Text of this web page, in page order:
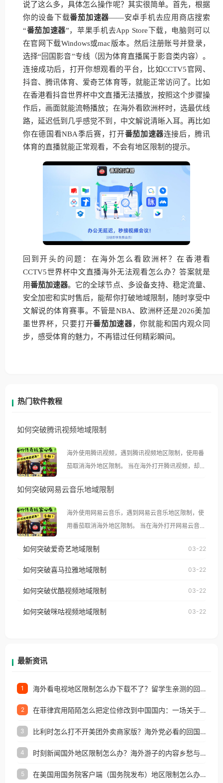
说了这么多，具体怎么操作呢？其实很简单。首先，根据
你的设备下载番茄加速器——安卓手机去应用商店搜索
“番茄加速器”，苹果手机去App Store下载，电脑则可以
在官网下载Windows或mac版本。然后注册账号并登录，
选择“回国影音”专线（因为体育直播属于影音类内容）。
连接成功后，打开你想观看的平台，比如CCTV5官网、
抖音、腾讯体育、爱奇艺体育等，就能正常访问了。比如
在香港看抖音世界杯中文直播无法播放，按照这个步骤操
作后，画面就能流畅播放；在海外看欧洲杯时，选最优线
路，延迟低到几乎感觉不到，中文解说清晰入耳。再比如
你在德国看NBA季后赛，打开番茄加速器连接后，腾讯
体育的直播就能正常观看，不会有地区限制的提示。
回到开头的问题：在海外怎么看欧洲杯？在香港看
CCTV5世界杯中文直播海外无法观看怎么办？答案就是
用番茄加速器。它的全球节点、多设备支持、稳定流量、
安全加密和实时售后，能帮你打破地域限制，随时享受中
文解说的体育赛事。不管是NBA、欧洲杯还是2026美加
墨世界杯，只要打开番茄加速器，你就能和国内观众同
步，感受体育的魅力，不再错过任何精彩瞬间。
热门软件教程
如何突破腾讯视频地域限制
海外使用腾讯视频，遇到腾讯视频地区限制，使用番
茄取消海外地区限制。 当在海外打开腾讯视频，却突
示语。 海外用户如香港、澳门、台湾、美国、加拿
像其他音乐平台一样，出现地区及版权限制问题，且
仅能在中国大陆地区播放。 遇到这个问题的朋友们，
使用番茄回国加速器，即可解决「海外用户收听腾讯
台湾、美国、加拿大、澳大利亚、欧洲等国家和地区
权限制所困扰。
如何突破网易云音乐地域限制
海外使用网易云音乐，遇到网易云音乐地区限制，使
用番茄取消海外地区限制。 当在海外打开网易云音
播放”的提示语。 海外用户如香港、澳门、台湾、美
国、加拿大、澳大利亚、欧洲等国家和地区时，网易
制问题，且仅能在中国大陆地区播放。 遇到这个问题
户收听网易云音乐地区版权限制」的问题，无论人在
如何突破爱奇艺地域限制 03-22
如何突破喜马拉雅地域限制 03-22
如何突破优酷视频地域限制 03-22
如何突破咪咕视频地域限制 03-22
最新资讯
1 海外看电视地区限制怎么办下载不了？留学生亲测的回国加速方案（附2026世界杯观赛技巧）
2 在菲律宾用陌陌怎么把定位修改到中国国内：一场关于归属感与连接的探索
3 比利时怎么打不开美团外卖商家版？海外党必看的回国加速全攻略
4 时刻新闻国外地区限制怎么办？海外游子的内容乡愁与破局之路
5 在美国用国务院客户端（国务院发布）地区限制怎么办？3步解决海外看国内内容难题